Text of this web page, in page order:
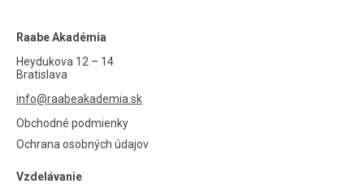
Raabe Akadémia
Heydukova 12 – 14
Bratislava
info@raabeakademia.sk
Obchodné podmienky
Ochrana osobných údajov
Vzdelávanie